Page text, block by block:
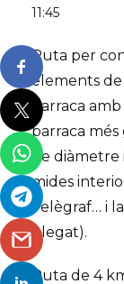
Ruta per
elements
barraca
barraca
de diàmetre
mides
Telègraf… i
plegat).
Ruta de 4
11:45